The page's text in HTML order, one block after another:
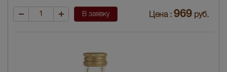
В заявку Цена : 969 руб.